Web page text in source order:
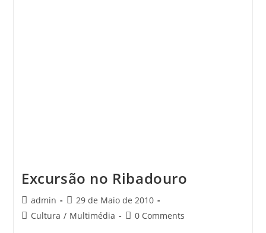
Excursão no Ribadouro
Post
author:
admin
Post
published:
29 de Maio de 2010
PostCultura / Multimédia
Post0 Comments